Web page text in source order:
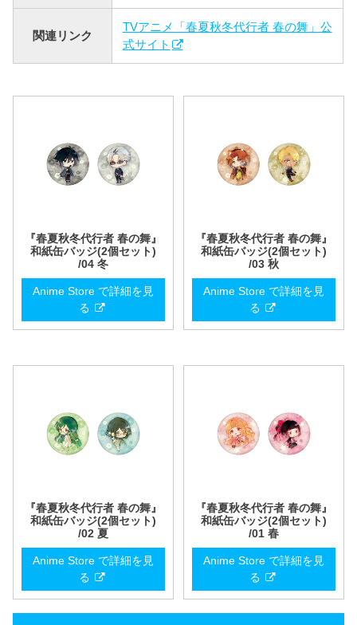
関連リンク
TVアニメ「春夏秋冬代行者 春の​舞」公
式サイト
『春夏秋冬代行者 春の舞』
和紙缶バッジ(2個セット)
/04 冬
Anime Store で詳細を見
る
『春夏秋冬代行者 春の舞』
和紙缶バッジ(2個セット)
/03 秋
Anime Store で詳細を見
る
『春夏秋冬代行者 春の舞』
和紙缶バッジ(2個セット)
/02 夏
Anime Store で詳細を見
る
『春夏秋冬代行者 春の舞』
和紙缶バッジ(2個セット)
/01 春
Anime Store で詳細を見
る